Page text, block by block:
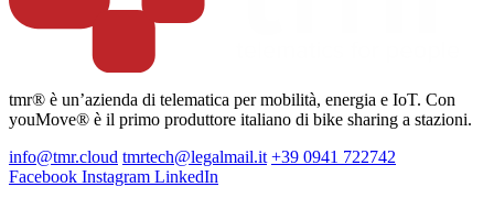
tmr® è un’azienda di telematica per mobilità, energia e IoT. Con
youMove® è il primo produttore italiano di bike sharing a stazioni.
info@tmr.cloud tmrtech@legalmail.it +39 0941 722742
Facebook Instagram LinkedIn